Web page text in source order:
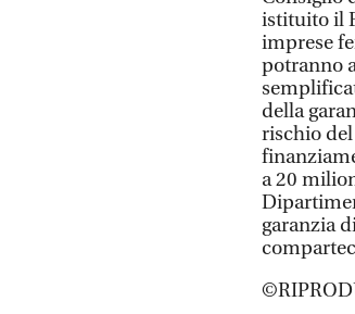
istituito il
imprese
potranno
della
rischio
a 20
garanzia